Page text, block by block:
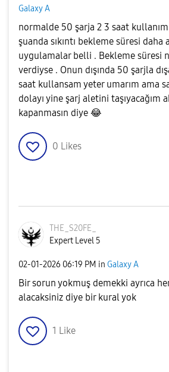
Galaxy A
normalde 50 şarja 2 3 saat
şuanda sıkıntı bekleme süresi daha
uygulamalar belli . Bekleme süresi
verdiyse . Onun dışında 50 şarjla
saat kullansam yeter umarım ama
dolayı yine şarj aletini taşıyacağım
kapanmasın diye 😂
0 Likes
THE_S20FE_
Expert Level 5
‎02-01-2026 06:19 PM in Galaxy A
Bir sorun yokmuş demekki ayrıca
alacaksiniz diye bir kural yok
1 Like